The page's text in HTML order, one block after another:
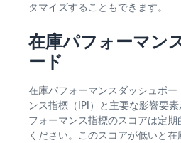
タマイズすることもできます。
在庫パフォーマン
ード
在庫パフォーマンスダッシュボ
ンス指標（IPI）と主要な影響要
フォーマンス指標のスコアは定
ください。このスコアが低いと